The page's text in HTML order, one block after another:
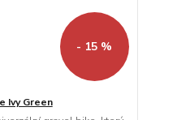
- 15 %
Ivy Green